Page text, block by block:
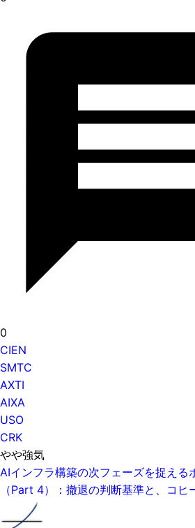
0
CIEN
SMTC
AXTI
AIXA
USO
CRK
やや強気
AIインフラ構築の次フェーズを捉える
（Part 4）：撤退の判断基準と、コヒ